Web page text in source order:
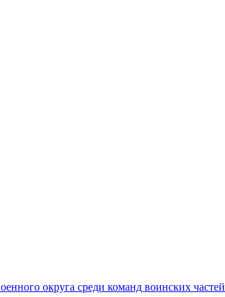
округа среди команд воинских частей